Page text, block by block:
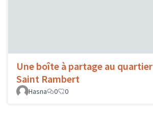
Une boîte à partage au quartier
Saint Rambert
Hasna
0 0